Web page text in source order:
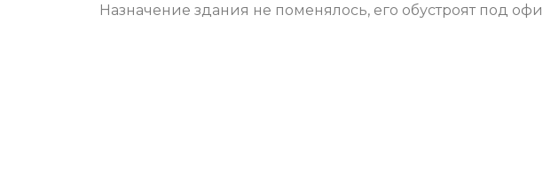
Назначение здания не поменялось, его обустроят под